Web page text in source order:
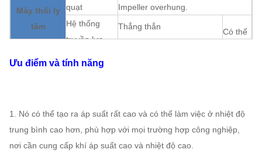
Máy thổi ly
tâm
Kết cấu
quạt
Impeller overhung.
Hệ thống
truyền lực
Thẳng thắn
Có thể
Xe máy
TECO, SIMO, thương hiệu
Trung Quốc
Bánh công
Q235, Q345, SS304,
Ưu điểm và tính năng
1. Nó có thể tạo ra áp suất rất cao và có thể làm việc ở nhiệt độ
trung bình cao hơn, phù hợp với mọi trường hợp công nghiệp,
nơi cần cung cấp khí áp suất cao và nhiệt độ cao.